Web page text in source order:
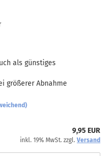
als günstiges
größerer Abnahme
9,95 EUR
inkl. 19% MwSt. zzgl. Versand